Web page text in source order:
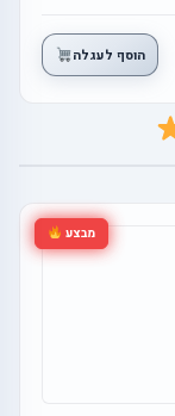
הוסף לעגלה
מבצע